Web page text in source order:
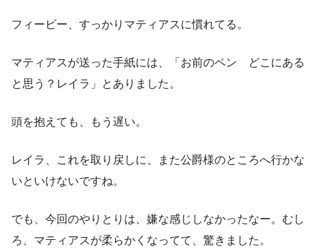
フィービー、すっかりマティアスに慣れてる。
マティアスが送った手紙には、「お前のペン どこにある
と思う？レイラ」とありました。
頭を抱えても、もう遅い。
レイラ、これを取り戻しに、また公爵様のところへ行かな
いといけないですね。
でも、今回のやりとりは、嫌な感じしなかったなー。むし
ろ、マティアスが柔らかくなってて、驚きました。